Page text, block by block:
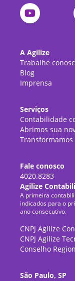
A Agilize
Trabalhe
Blog
Imprensa
Serviços
Contabilidade
Abrimos sua
Transformamos
Fale conosco
4020.8283
Agilize
A primeira
indicados para o
ano consecutivo.
CNPJ Agilize
CNPJ Agilize
Conselho
São Paulo, SP